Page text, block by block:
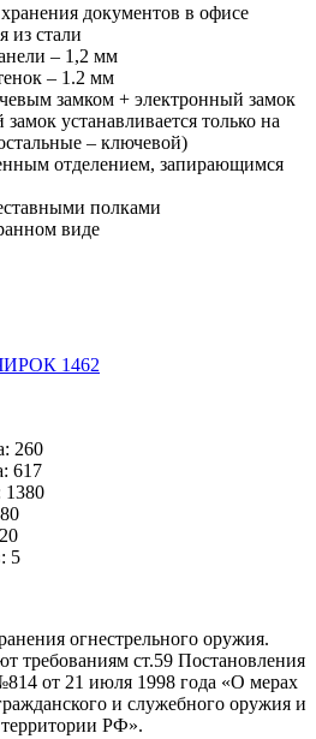
документов в офисе
из стали
– 1,2 мм
– 1.2 мм
замком + электронный замок
устанавливается только на
– ключевой)
отделением, запирающимся
полками
виде
1462
260
617
1380
5
огнестрельного оружия.
требованиям ст.59 Постановления
от 21 июля 1998 года «О мерах
и служебного оружия и
РФ».